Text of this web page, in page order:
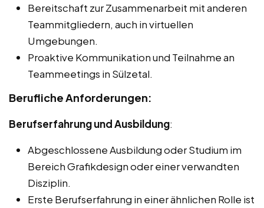
Bereitschaft zur Zusammenarbeit mit anderen
Teammitgliedern, auch in virtuellen
Umgebungen.
Proaktive Kommunikation und Teilnahme an
Teammeetings in Sülzetal.
Berufliche Anforderungen:
Berufserfahrung und Ausbildung:
Abgeschlossene Ausbildung oder Studium im
Bereich Grafikdesign oder einer verwandten
Disziplin.
Erste Berufserfahrung in einer ähnlichen Rolle ist